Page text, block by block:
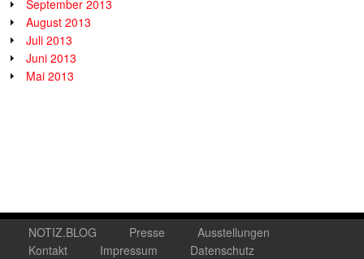
September 2013
August 2013
Juli 2013
Juni 2013
Mai 2013
NOTIZ.BLOG Presse
Ausstellungen
Kontakt
Impressum Datenschutz